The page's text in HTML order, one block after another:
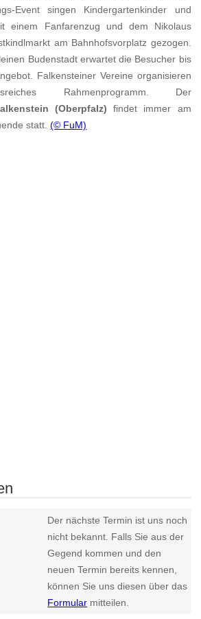
Event singen Kindergartenkinder und
einem Fanfarenzug und dem Nikolaus
am Bahnhofsvorplatz gezogen.
Budenstadt erwartet die Besucher bis
Falkensteiner Vereine organisieren
Rahmenprogramm. Der
(Oberpfalz) findet immer am
statt.(© FuM)
Der nächste Termin ist uns noch
nicht bekannt. Falls Sie aus der
Gegend kommen und den
neuen Termin bereits kennen,
können Sie uns diesen über das
Formular mitteilen.